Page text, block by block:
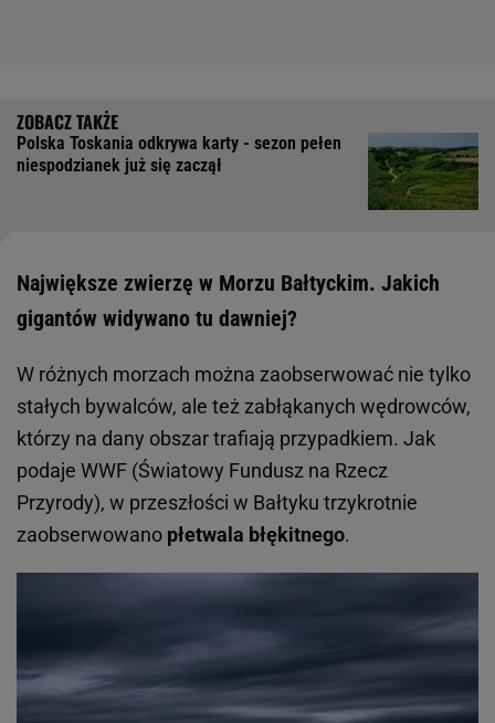
Polska Toskania odkrywa karty - sezon pełen
niespodzianek już się zaczął
Największe zwierzę w Morzu Bałtyckim. Jakich
gigantów widywano tu dawniej?
W różnych morzach można zaobserwować nie tylko
stałych bywalców, ale też zabłąkanych wędrowców,
którzy na dany obszar trafiają przypadkiem. Jak
podaje WWF (Światowy Fundusz na Rzecz
Przyrody), w przeszłości w Bałtyku trzykrotnie
zaobserwowano płetwala błękitnego.